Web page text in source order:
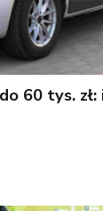
60 tys. zł: